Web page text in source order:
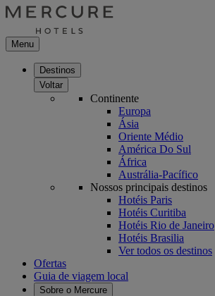
Menu
Destinos
Voltar
Continente
Europa
Ásia
Oriente Médio
América Do Sul
África
Austrália-Pacífico
Nossos principais destinos
Hotéis Paris
Hotéis Curitiba
Hotéis Rio de Janeiro
Hotéis Brasilia
Ver todos os destinos
Ofertas
Guia de viagem local
Sobre o Mercure